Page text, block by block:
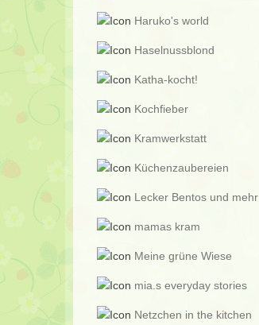
Haruko's world
Haselnussblond
Katha-kocht!
Kochfieber
Kramwerkstatt
Küchenzaubereien
Lecker Bentos und mehr
mamas kram
Meine grüne Wiese
mia.s everyday stories
Netzchen in the kitchen